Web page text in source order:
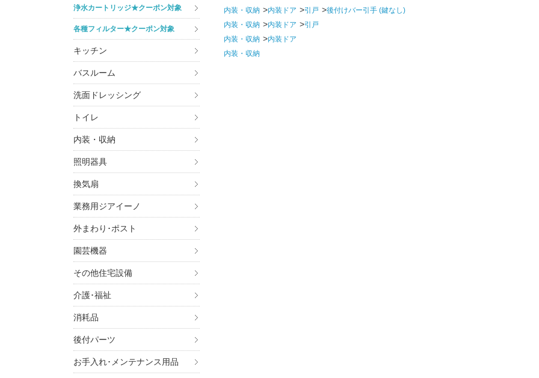
浄水カートリッジ★クーポン対象
各種フィルター★クーポン対象
キッチン
バスルーム
洗面ドレッシング
トイレ
内装・収納
照明器具
換気扇
業務用ジアイーノ
外まわり･ポスト
園芸機器
その他住宅設備
介護･福祉
消耗品
後付パーツ
お手入れ･メンテナンス用品
内装・収納 内装ドア 引戸
後付けバー引手 (鍵なし)
内装・収納
内装ドア
引戸
内装・収納
内装ドア
内装・収納